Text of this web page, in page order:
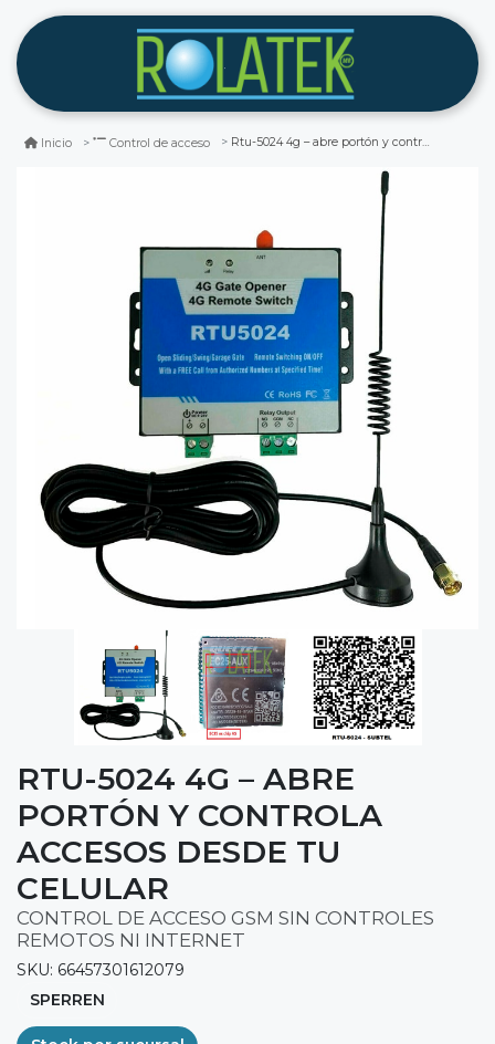
Inicio Control de acceso Rtu-5024 4g – abre portón y controla accesos desde tu celular
RTU-5024 4G – ABRE
PORTÓN Y CONTROLA
ACCESOS DESDE TU
CELULAR
CONTROL DE ACCESO GSM SIN CONTROLES
REMOTOS NI INTERNET
SKU: 66457301612079
SPERREN